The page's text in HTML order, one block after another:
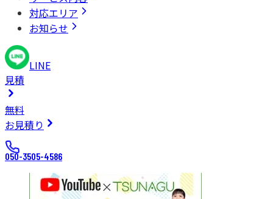
対応エリア
お知らせ
LINE
見積
無料
お見積り
050-3505-4586